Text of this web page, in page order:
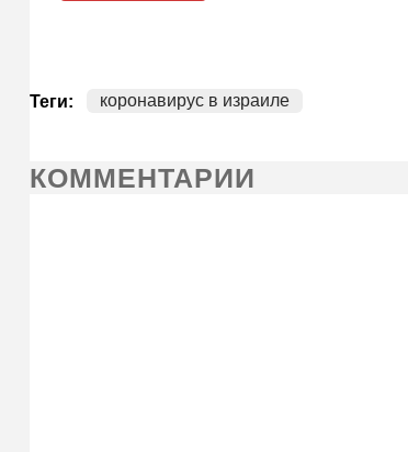
Теги: коронавирус в израиле
КОММЕНТАРИИ